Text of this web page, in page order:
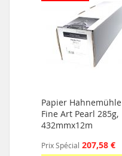
Papier Hahnemühle
Fine Art Pearl 285g,
432mmx12m
Prix Spécial 207,58 €